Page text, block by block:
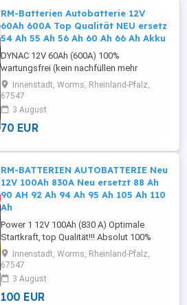
RM-Batterien Autobatterie 12V
60Ah 600A Top Qualität NEU ersetz
54 Ah 55 Ah 56 Ah 60 Ah 66 Ah Akku
DYNAC 12V 60Ah (600A) 100%
wartungsfrei (kein nachfüllen mehr
notwendig)(Ca/Ca) Technik Optimale
Startkraft, Top Qualität!!! Abmessungen:
Länge 242 mm X Breite 173 mm X Höhe
175 mm Pluspol: rechts ( Rundpol ) 2
Jahre Gewährleistung Die Batterie ist neu,
Nicht ...
Innenstadt, Worms, Rheinland-Pfalz,
67547
3 August
70 EUR
RM-BATTERIEN AUTOBATTERIE Neu
12V 100Ah 830A Neu ersetzt 88 Ah
90 AH 92 Ah 94 Ah 95 Ah 105 Ah 110
Ah
Power 1 12V 100Ah (830 A) Optimale
Startkraft, top Qualität!!! Absolut 100%
wartungsfrei (Ca/Ca) Technik
Abmessungen: Länge 353 mm X Breite
175 mm X Höhe 190 mm Pluspol: rechts (
Rundpol ) 2 Jahre Gewähleistung Die
Batterie ist neu, gefüllt, geladen und
Innenstadt, Worms, Rheinland-Pfalz,
67547
3 August
100 EUR